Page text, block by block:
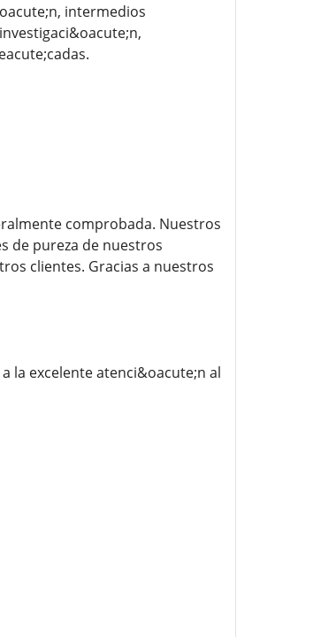
intermedios
comprobada. Nuestros
de pureza de nuestros
clientes. Gracias a nuestros
la excelente atenci&oacute;n al